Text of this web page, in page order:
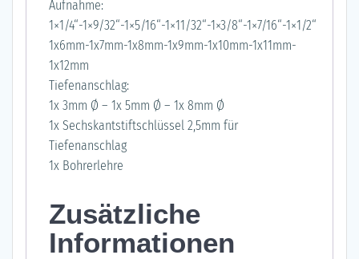
Aufnahme:
1×1/4“-1×9/32“-1×5/16“-1×11/32“-1×3/8“-1×7/16“-1×1/2“
1x6mm-1x7mm-1x8mm-1x9mm-1x10mm-1x11mm-
1x12mm
Tiefenanschlag:
1x 3mm Ø – 1x 5mm Ø – 1x 8mm Ø
1x Sechskantstiftschlüssel 2,5mm für
Tiefenanschlag
1x Bohrerlehre
Zusätzliche
Informationen